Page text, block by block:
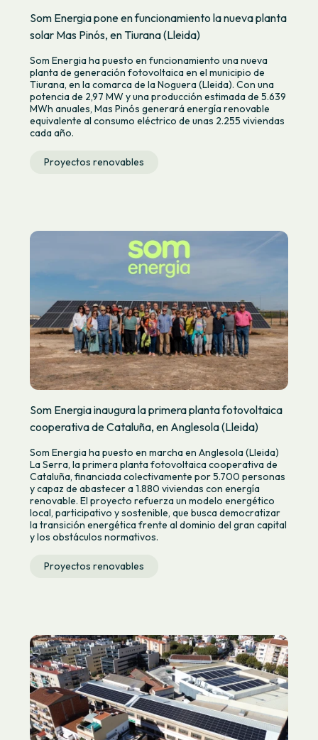
Som Energia pone en funcionamiento la nueva planta
solar Mas Pinós, en Tiurana (Lleida)
Som Energia ha puesto en funcionamiento una nueva
planta de generación fotovoltaica en el municipio de
Tiurana, en la comarca de la Noguera (Lleida). Con una
potencia de 2,97 MW y una producción estimada de 5.639
MWh anuales, Mas Pinós generará energía renovable
equivalente al consumo eléctrico de unas 2.255 viviendas
cada año.
Proyectos renovables
Som Energia inaugura la primera planta fotovoltaica
cooperativa de Cataluña, en Anglesola (Lleida)
Som Energia ha puesto en marcha en Anglesola (Lleida)
La Serra, la primera planta fotovoltaica cooperativa de
Cataluña, financiada colectivamente por 5.700 personas
y capaz de abastecer a 1.880 viviendas con energía
renovable. El proyecto refuerza un modelo energético
local, participativo y sostenible, que busca democratizar
la transición energética frente al dominio del gran capital
y los obstáculos normativos.
Proyectos renovables